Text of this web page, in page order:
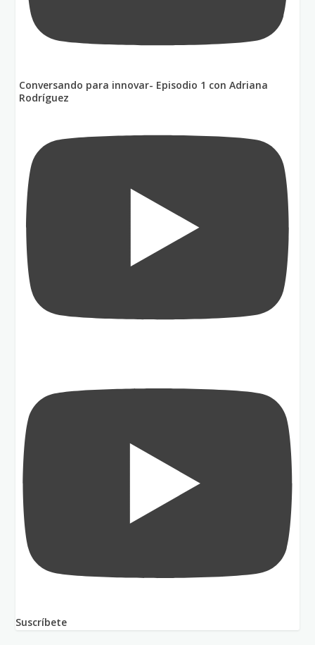
Conversando para innovar- Episodio 1 con Adriana
Rodríguez
Suscríbete